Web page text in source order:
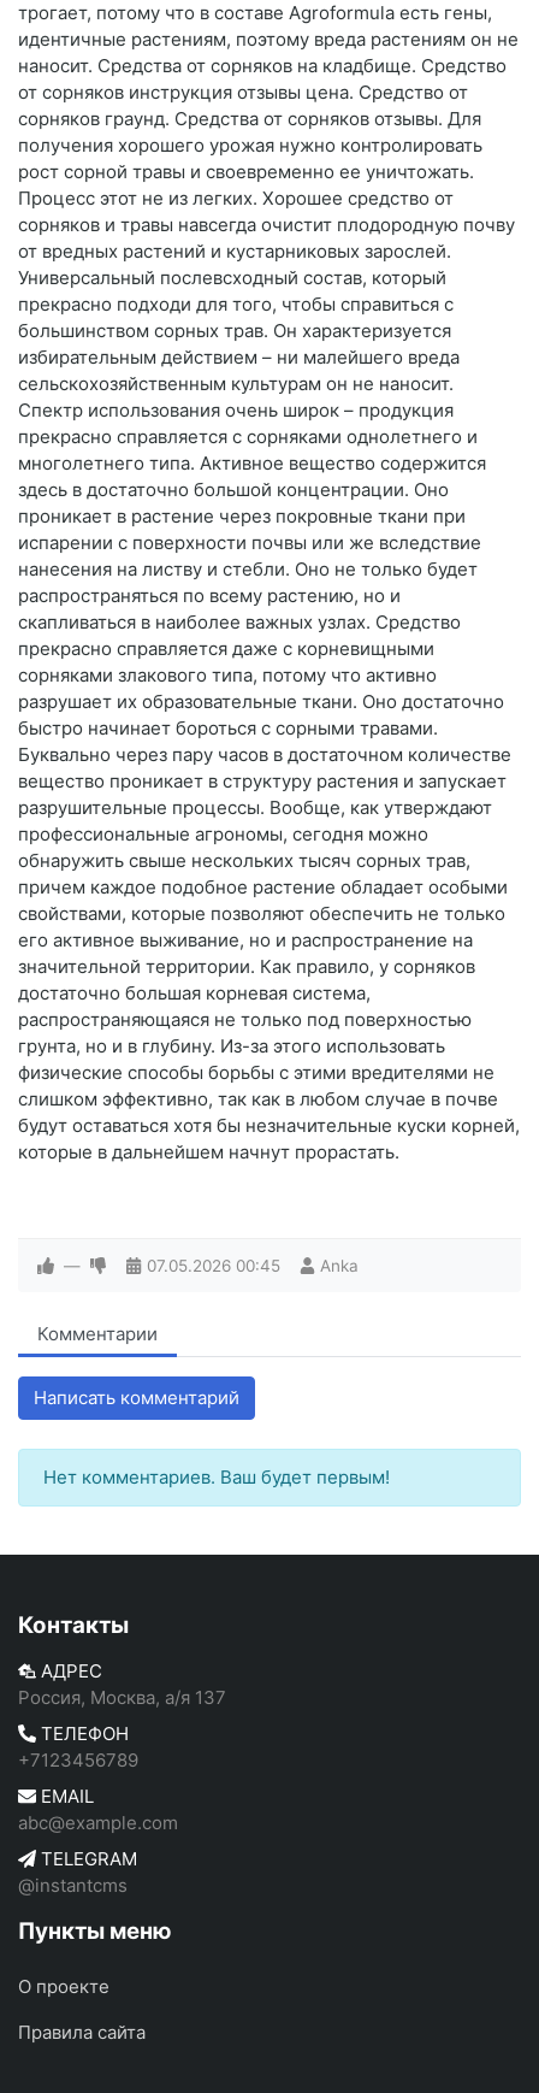
трогает, потому что в составе Agroformula есть гены,
идентичные растениям, поэтому вреда растениям он не
наносит. Средства от сорняков на кладбище. Средство
от сорняков инструкция отзывы цена. Средство от
сорняков граунд. Средства от сорняков отзывы. Для
получения хорошего урожая нужно контролировать
рост сорной травы и своевременно ее уничтожать.
Процесс этот не из легких. Хорошее средство от
сорняков и травы навсегда очистит плодородную почву
от вредных растений и кустарниковых зарослей.
Универсальный послевсходный состав, который
прекрасно подходи для того, чтобы справиться с
большинством сорных трав. Он характеризуется
избирательным действием – ни малейшего вреда
сельскохозяйственным культурам он не наносит.
Спектр использования очень широк – продукция
прекрасно справляется с сорняками однолетнего и
многолетнего типа. Активное вещество содержится
здесь в достаточно большой концентрации. Оно
проникает в растение через покровные ткани при
испарении с поверхности почвы или же вследствие
нанесения на листву и стебли. Оно не только будет
распространяться по всему растению, но и
скапливаться в наиболее важных узлах. Средство
прекрасно справляется даже с корневищными
сорняками злакового типа, потому что активно
разрушает их образовательные ткани. Оно достаточно
быстро начинает бороться с сорными травами.
Буквально через пару часов в достаточном количестве
вещество проникает в структуру растения и запускает
разрушительные процессы. Вообще, как утверждают
профессиональные агрономы, сегодня можно
обнаружить свыше нескольких тысяч сорных трав,
причем каждое подобное растение обладает особыми
свойствами, которые позволяют обеспечить не только
его активное выживание, но и распространение на
значительной территории. Как правило, у сорняков
достаточно большая корневая система,
распространяющаяся не только под поверхностью
грунта, но и в глубину. Из-за этого использовать
физические способы борьбы с этими вредителями не
слишком эффективно, так как в любом случае в почве
будут оставаться хотя бы незначительные куски корней,
которые в дальнейшем начнут прорастать.
— 07.05.2026 00:45 Anka
Комментарии
Написать комментарий
Нет комментариев. Ваш будет первым!
Контакты
АДРЕС
Россия, Москва, а/я 137
ТЕЛЕФОН
+7123456789
EMAIL
abc@example.com
TELEGRAM
@instantcms
Пункты меню
О проекте
Правила сайта